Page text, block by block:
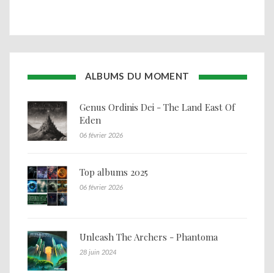
ALBUMS DU MOMENT
Genus Ordinis Dei - The Land East Of
Eden
06 février 2026
Top albums 2025
06 février 2026
Unleash The Archers - Phantoma
28 juin 2024